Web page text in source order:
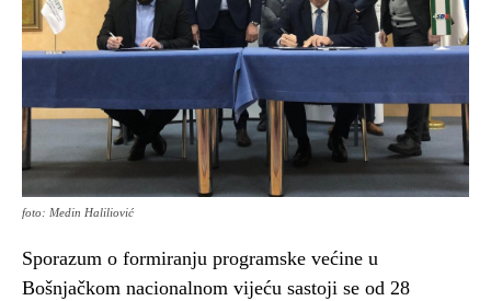
foto: Medin Haliliović
Sporazum o formiranju programske većine u
Bošnjačkom nacionalnom vijeću sastoji se od 28